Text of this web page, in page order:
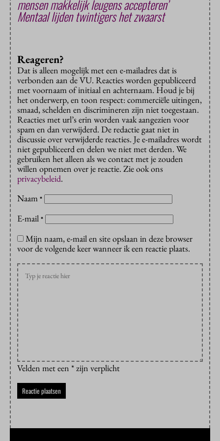
mensen makkelijk leugens accepteren’
Mentaal lijden twintigers het zwaarst
Reageren?
Dat is alleen mogelijk met een e-mailadres dat is
verbonden aan de VU. Reacties worden gepubliceerd
met voornaam of initiaal en achternaam. Houd je bij
het onderwerp, en toon respect: commerciële uitingen,
smaad, schelden en discrimineren zijn niet toegestaan.
Reacties met url’s erin worden vaak aangezien voor
spam en dan verwijderd. De redactie gaat niet in
discussie over verwijderde reacties. Je e-mailadres wordt
niet gepubliceerd en delen we niet met derden. We
gebruiken het alleen als we contact met je zouden
willen opnemen over je reactie. Zie ook ons
privacybeleid.
Naam *
E-mail *
Mijn naam, e-mail en site opslaan in deze browser
voor de volgende keer wanneer ik een reactie plaats.
Velden met een * zijn verplicht